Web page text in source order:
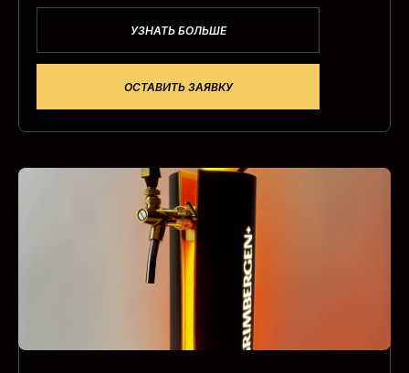
Заливочные
Инструменты
УЗНАТЬ БОЛЬШЕ
ОСТАВИТЬ ЗАЯВКУ